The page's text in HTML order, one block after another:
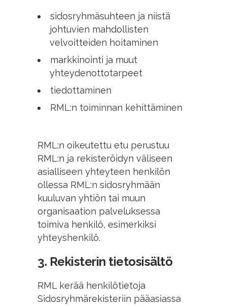
sidosryhmäsuhteen ja niistä
johtuvien mahdollisten
velvoitteiden hoitaminen
markkinointi ja muut
yhteydenottotarpeet
tiedottaminen
RML:n toiminnan kehittäminen
RML:n oikeutettu etu perustuu
RML:n ja rekisteröidyn väliseen
asialliseen yhteyteen henkilön
ollessa RML:n sidosryhmään
kuuluvan yhtiön tai muun
organisaation palveluksessa
toimiva henkilö, esimerkiksi
yhteyshenkilö.
3. Rekisterin tietosisältö
RML kerää henkilötietoja
Sidosryhmärekisteriin pääasiassa